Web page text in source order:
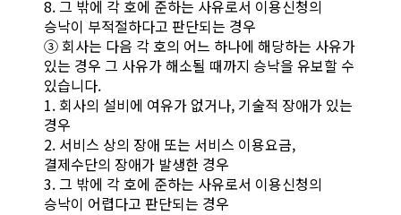
8. 그 밖에 각 호에 준하는 사유로서 이용신청의
승낙이 부적절하다고 판단되는 경우
③ 회사는 다음 각 호의 어느 하나에 해당하는 사유가
있는 경우 그 사유가 해소될 때까지 승낙을 유보할 수
있습니다.
1. 회사의 설비에 여유가 없거나, 기술적 장애가 있는
경우
2. 서비스 상의 장애 또는 서비스 이용요금,
결제수단의 장애가 발생한 경우
3. 그 밖에 각 호에 준하는 사유로서 이용신청의
승낙이 어렵다고 판단되는 경우